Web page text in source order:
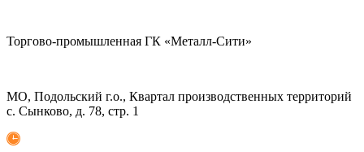
Торгово-промышленная ГК «Металл-Сити»
МО, Подольский г.о., Квартал производственных территорий
с. Сынково, д. 78, стр. 1